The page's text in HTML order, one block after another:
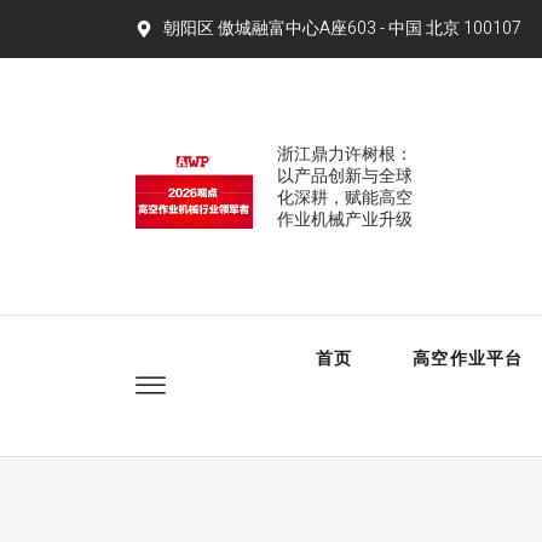
朝阳区 傲城融富中心A座603 - 中国 北京 100107​
浙江鼎力许树根：
以产品创新与全球
化深耕，赋能高空
作业机械产业升级
首页 高空作业平台